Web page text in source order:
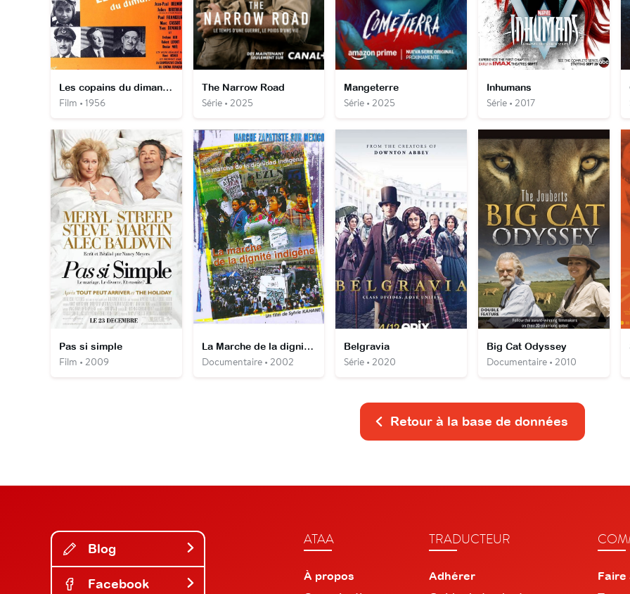
Les copains du dimanche
Film • 1956
The Narrow Road
Série • 2025
Mangeterre
Série • 2025
Inhumans
Série • 2017
Pas si simple
Film • 2009
La Marche de la dignité indigène
Documentaire • 2002
Belgravia
Série • 2020
Big Cat Odyssey
Documentaire • 2010
Retour à la base de données
Blog
Facebook
ATAA
À propos
TRADUCTEUR
Adhérer